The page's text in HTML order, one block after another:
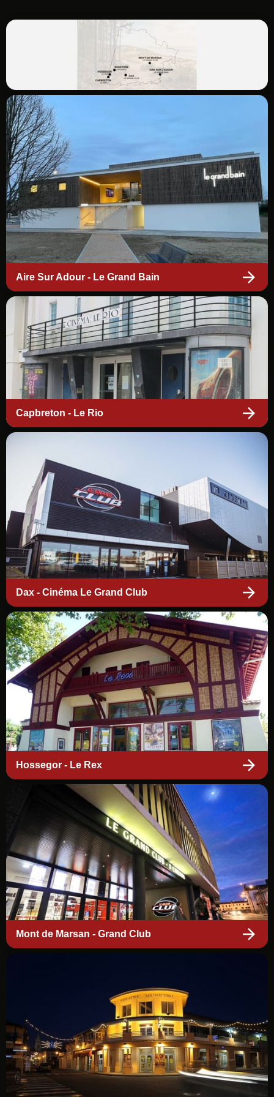
Aire Sur Adour - Le Grand Bain
Capbreton - Le Rio
Dax - Cinéma Le Grand Club
Hossegor - Le Rex
Mont de Marsan - Grand Club